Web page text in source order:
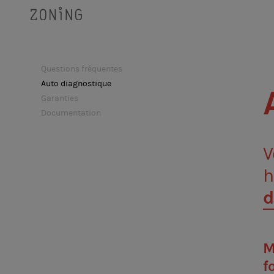
Questions fréquentes
Auto diagnostique
Garanties
Documentation